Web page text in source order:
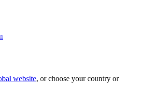
website, or choose your country or